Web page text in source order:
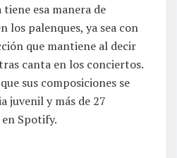
tiene esa manera de
los palenques, ya sea con
que mantiene al decir
canta en los conciertos.
sus composiciones se
juvenil y más de 27
Spotify.